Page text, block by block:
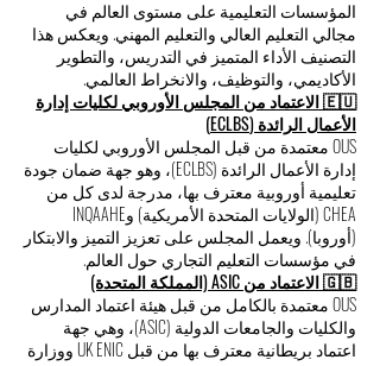
المؤسسات التعليمية على مستوى العالم في
مجالي التعليم العالي والتعليم المهني. ويعكس هذا
التصنيف الأداء المتميز في التدريس، والتطوير
الأكاديمي، والتوظيف، والانخراط العالمي.
🇪🇺 الاعتماد من المجلس الأوروبي لكليات إدارة
الأعمال الرائدة (ECLBS)
OUS معتمدة من قبل المجلس الأوروبي لكليات
إدارة الأعمال الرائدة (ECLBS)، وهو جهة ضمان جودة
تعليمية أوروبية معترف بها، مدرجة لدى كل من
CHEA (الولايات المتحدة الأمريكية) وINQAAHE
(أوروبا). ويعمل المجلس على تعزيز التميز والابتكار
في مؤسسات التعليم التجاري حول العالم.
🇬🇧 الاعتماد من ASIC (المملكة المتحدة)
OUS معتمدة بالكامل من قبل هيئة اعتماد المدارس
والكليات والجامعات الدولية (ASIC)، وهي جهة
اعتماد بريطانية معترف بها من قبل UK ENIC ووزارة